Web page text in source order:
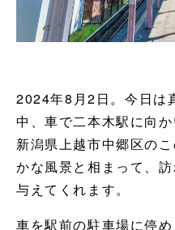
2024年8月2日。今日は
中、車で二本木駅に向か
新潟県上越市中郷区の
かな風景と相まって、
与えてくれます。
車を駅前の駐車場に停